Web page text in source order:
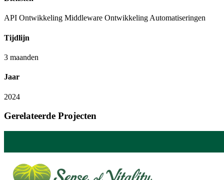
API Ontwikkeling Middleware OntwikkelingAutomatiseringen
Tijdlijn
3 maanden
Jaar
2024
Gerelateerde Projecten